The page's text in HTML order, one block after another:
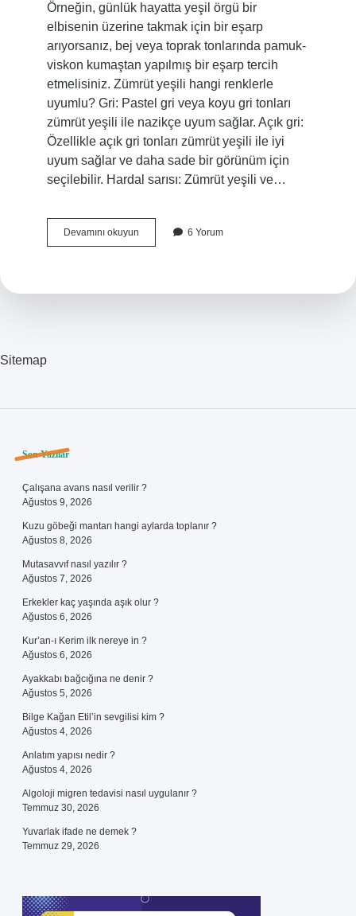
Örneğin, günlük hayatta yeşil örgü bir
elbisenin üzerine takmak için bir eşarp
arıyorsanız, bej veya toprak tonlarında pamuk-
viskon kumaştan yapılmış bir eşarp tercih
etmelisiniz. Zümrüt yeşili hangi renklerle
uyumlu? Gri: Pastel gri veya koyu gri tonları
zümrüt yeşili ile nazikçe uyum sağlar. Açık gri:
Özellikle açık gri tonları zümrüt yeşili ile iyi
uyum sağlar ve daha sade bir görünüm için
seçilebilir. Hardal sarısı: Zümrüt yeşili ve…
Devamını okuyunZümrüt
Yeşilin
6 Yorum
Sitemap
Sidebar
Son Yazılar
Çalışana avans nasıl verilir ?
Ağustos 9, 2026
Kuzu göbeği mantarı hangi aylarda toplanır ?
Ağustos 8, 2026
Mutasavvıf nasıl yazılır ?
Ağustos 7, 2026
Erkekler kaç yaşında aşık olur ?
Ağustos 6, 2026
Kur’an-ı Kerim ilk nereye in ?
Ağustos 6, 2026
Ayakkabı bağcığına ne denir ?
Ağustos 5, 2026
Bilge Kağan Etil’in sevgilisi kim ?
Ağustos 4, 2026
Anlatım yapısı nedir ?
Ağustos 4, 2026
Algoloji migren tedavisi nasıl uygulanır ?
Temmuz 30, 2026
Yuvarlak ifade ne demek ?
Temmuz 29, 2026